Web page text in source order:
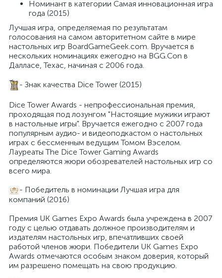
Номинант в категории Самая инновационная игра
года (2015)
Лучшая игра, определяемая по результатам
голосования на самом авторитетном сайте в мире
настольных игр BoardGameGeek.com. Вручается в
нескольких номинациях ежегодно на BGG.Con в
Далласе, Техас, начиная с 2006 года.
- Знак качества Dice Tower (2015)
Dice Tower Awards - непрофессиональная премия,
проходящая под лозунгом "Настоящие мужики играют
в настольные игры". Вручается ежегодно с 2007 года
популярным аудио- и видеоподкастом о настольных
играх с бессменным ведущим Томом Вэселом.
Лауреаты The Dice Tower Gaming Awards
определяются жюри обозревателей настольных игр со
всего мира.
- Победитель в номинации Лучшая игра для
компаний (2016)
Премия UK Games Expo Awards была учреждена в 2007
году с целью отдавать должное производителям и
издателям настольных игр, впечатливших своей
работой членов жюри. Победители UK Games Expo
Awards отмечаются особым знаком доверия, который
им разрешено помещать на свою продукцию.